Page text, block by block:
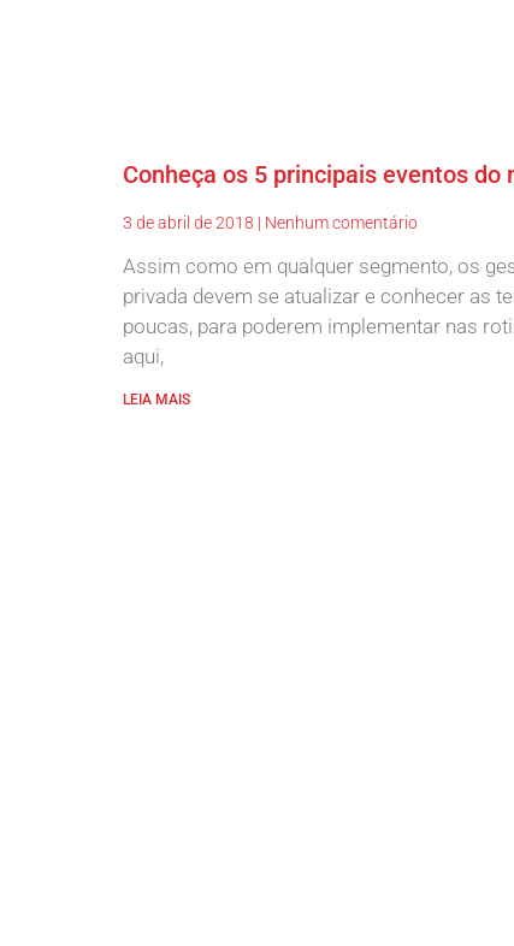
Conheça os 5 principais eventos do
3 de abril de 2018 Nenhum comentário
Assim como em qualquer segmento, os
privada devem se atualizar e conhecer as
poucas, para poderem implementar nas
aqui,
LEIA MAIS